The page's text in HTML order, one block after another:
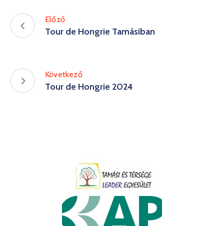
Előző
Tour de Hongrie Tamásiban
Következő
Tour de Hongrie 2024